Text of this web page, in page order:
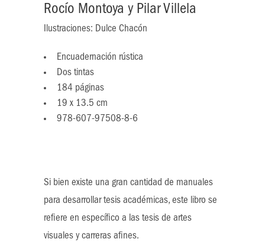
Rocío Montoya y Pilar Villela
Ilustraciones: Dulce Chacón
Encuadernación rústica
Dos tintas
184 páginas
19 x 13.5 cm
978-607-97508-8-6
Si bien existe una gran cantidad de manuales
para desarrollar tesis académicas, este libro se
refiere en específico a las tesis de artes
visuales y carreras afines.